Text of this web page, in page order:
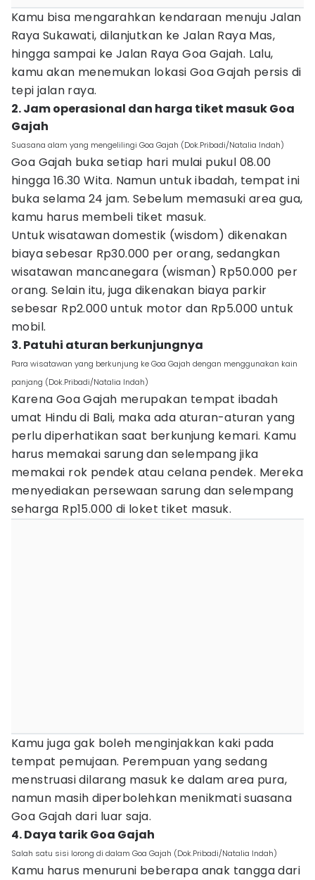
Kamu bisa mengarahkan kendaraan menuju Jalan
Raya Sukawati, dilanjutkan ke Jalan Raya Mas,
hingga sampai ke Jalan Raya Goa Gajah. Lalu,
kamu akan menemukan lokasi Goa Gajah persis di
tepi jalan raya.
2. Jam operasional dan harga tiket masuk Goa
Gajah
Suasana alam yang mengelilingi Goa Gajah (Dok.Pribadi/Natalia Indah)
Goa Gajah buka setiap hari mulai pukul 08.00
hingga 16.30 Wita. Namun untuk ibadah, tempat ini
buka selama 24 jam. Sebelum memasuki area gua,
kamu harus membeli tiket masuk.
Untuk wisatawan domestik (wisdom) dikenakan
biaya sebesar Rp30.000 per orang, sedangkan
wisatawan mancanegara (wisman) Rp50.000 per
orang. Selain itu, juga dikenakan biaya parkir
sebesar Rp2.000 untuk motor dan Rp5.000 untuk
mobil.
3. Patuhi aturan berkunjungnya
Para wisatawan yang berkunjung ke Goa Gajah dengan menggunakan kain
panjang (Dok.Pribadi/Natalia Indah)
Karena Goa Gajah merupakan tempat ibadah
umat Hindu di Bali, maka ada aturan-aturan yang
perlu diperhatikan saat berkunjung kemari. Kamu
harus memakai sarung dan selempang jika
memakai rok pendek atau celana pendek. Mereka
menyediakan persewaan sarung dan selempang
seharga Rp15.000 di loket tiket masuk.
Kamu juga gak boleh menginjakkan kaki pada
tempat pemujaan. Perempuan yang sedang
menstruasi dilarang masuk ke dalam area pura,
namun masih diperbolehkan menikmati suasana
Goa Gajah dari luar saja.
4. Daya tarik Goa Gajah
Salah satu sisi lorong di dalam Goa Gajah (Dok.Pribadi/Natalia Indah)
Kamu harus menuruni beberapa anak tangga dari